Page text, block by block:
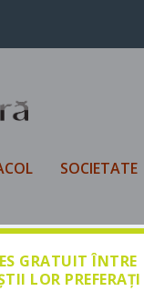
SOCIETATE
GRATUIT ÎNTRE
LOR PREFERAȚI